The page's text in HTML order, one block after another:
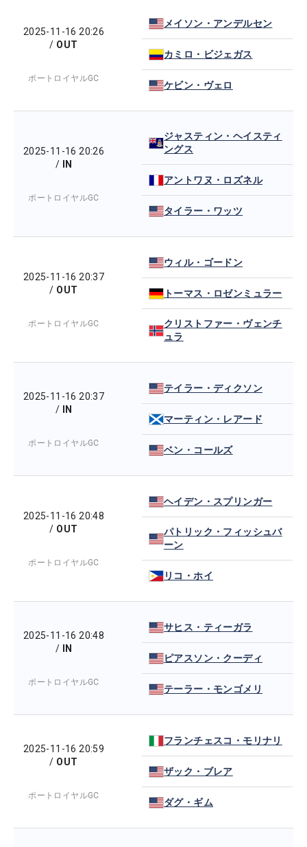
2025-11-16 20:26
/ OUT
ポートロイヤルGC
メイソン・アンデルセン
カミロ・ビジェガス
ケビン・ヴェロ
2025-11-16 20:26
/
IN
ポートロイヤルGC
ジャスティン・ヘイスティ
ングス
アントワヌ・ロズネル
タイラー・ワッツ
2025-11-16 20:37
/ OUT
ポートロイヤルGC
ウィル・ゴードン
トーマス・ロゼンミュラー
クリストファー・ヴェンチ
ュラ
2025-11-16 20:37
/
IN
ポートロイヤルGC
テイラー・ディクソン
マーティン・レアード
ベン・コールズ
2025-11-16 20:48
/ OUT
ポートロイヤルGC
ヘイデン・スプリンガー
パトリック・フィッシュバ
ーン
リコ・ホイ
2025-11-16 20:48
/
IN
ポートロイヤルGC
サヒス・ティーガラ
ピアスソン・クーディ
テーラー・モンゴメリ
2025-11-16 20:59
/ OUT
ポートロイヤルGC
フランチェスコ・モリナリ
ザック・ブレア
ダグ・ギム